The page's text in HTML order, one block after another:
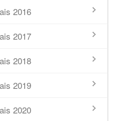
2016
2017
2018
2019
2020